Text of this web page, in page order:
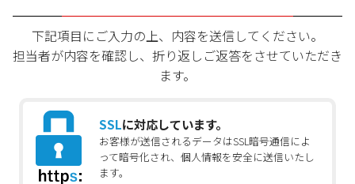
下記項目にご入力の上、内容を送信してください。
担当者が内容を確認し、折り返しご返答をさせていただき
ます。
SSLに対応しています。
お客様が送信されるデータはSSL暗号通信によ
って暗号化され、個人情報を安全に送信いたし
ます。